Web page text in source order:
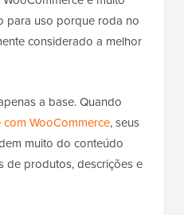
para uso porque roda no
considerado a melhor
a base. Quando
WooCommerce, seus
muito do conteúdo
de produtos, descrições e